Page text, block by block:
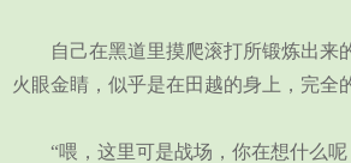
自己在黑道里摸爬滚打所锻炼出来
火眼金睛，似乎是在田越的身上，完全
“喂，这里可是战场，你在想什么呢